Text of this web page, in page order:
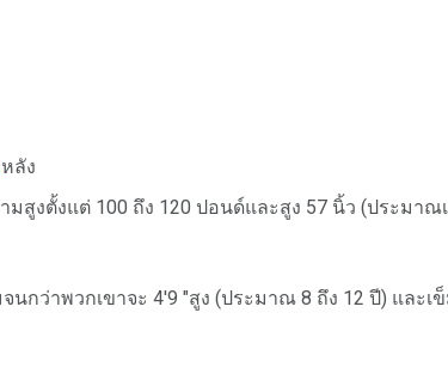
หลัง
มสูงตั้งแต่ 100 ถึง 120 ปอนด์และสูง 57 นิ้ว (ประมาณ
นกว่าพวกเขาจะ 4'9 "สูง (ประมาณ 8 ถึง 12 ปี) และ